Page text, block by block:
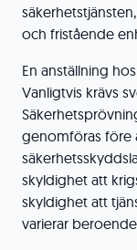
och fristående
En anställning
Vanligtvis krävs
genomföras före
skyldighet att
skyldighet att
varierar